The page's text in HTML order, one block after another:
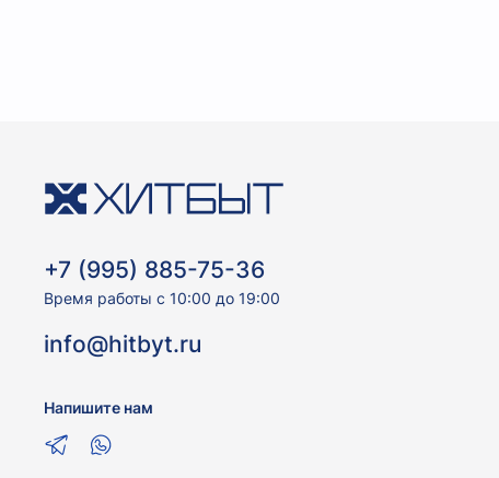
+7 (995) 885-75-36
Время работы с 10:00 до 19:00
info@hitbyt.ru
Напишите нам